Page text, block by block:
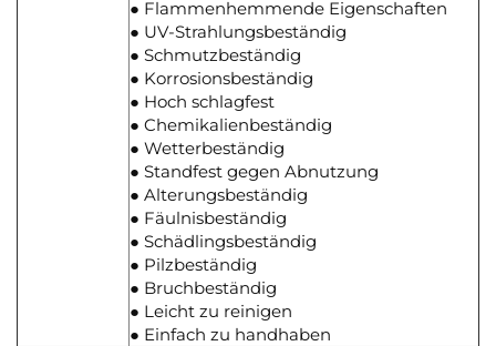
● Flammenhemmende Eigenschaften
● UV-Strahlungsbeständig
● Schmutzbeständig
● Korrosionsbeständig
● Hoch schlagfest
● Chemikalienbeständig
● Wetterbeständig
● Standfest gegen Abnutzung
● Alterungsbeständig
● Fäulnisbeständig
● Schädlingsbeständig
● Pilzbeständig
● Bruchbeständig
● Leicht zu reinigen
● Einfach zu handhaben